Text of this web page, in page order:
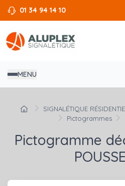
01 34 94 14 10
MENU
SIGNALÉTIQUE
Pictogrammes
Pictogramme